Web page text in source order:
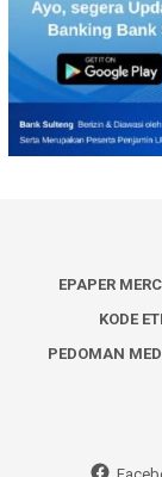
EPAPER
KODE
PEDOMAN